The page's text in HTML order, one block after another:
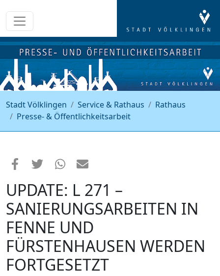
Stadt Völklingen Service & Rathaus
Rathaus
Presse- & Öffentlichkeitsarbeit
UPDATE: L 271 –
SANIERUNGSARBEITEN IN
FENNE UND
FÜRSTENHAUSEN WERDEN
FORTGESETZT